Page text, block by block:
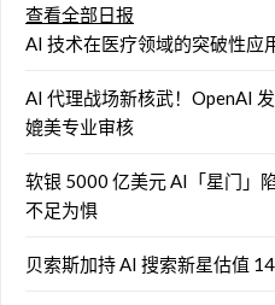
查看全部日报
AI 技术在医疗领域的突破性应
AI 代理战场新核武！OpenAI
媲美专业审核
软银 5000 亿美元 AI「星门」
不足为惧
贝索斯加持 AI 搜索新星估值